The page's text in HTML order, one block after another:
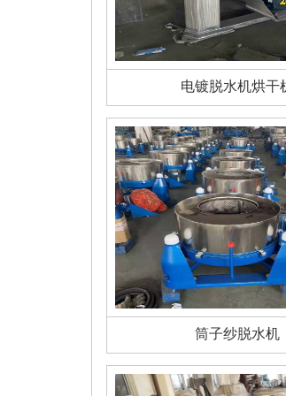
电镀脱水机烘干
筒子纱脱水机